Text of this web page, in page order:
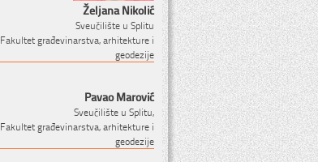
Željana Nikolić
Sveučilište u Splitu
Fakultet građevinarstva, arhitekture i
geodezije
Pavao Marović
Sveučilište u Splitu,
Fakultet građevinarstva, arhitekture i
geodezije